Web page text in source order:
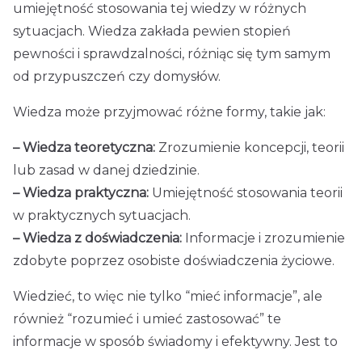
umiejętność stosowania tej wiedzy w różnych
sytuacjach. Wiedza zakłada pewien stopień
pewności i sprawdzalności, różniąc się tym samym
od przypuszczeń czy domysłów.
Wiedza może przyjmować różne formy, takie jak:
– Wiedza teoretyczna: Zrozumienie koncepcji, teorii
lub zasad w danej dziedzinie.
– Wiedza praktyczna: Umiejętność stosowania teorii
w praktycznych sytuacjach.
– Wiedza z doświadczenia: Informacje i zrozumienie
zdobyte poprzez osobiste doświadczenia życiowe.
Wiedzieć, to więc nie tylko “mieć informacje”, ale
również “rozumieć i umieć zastosować” te
informacje w sposób świadomy i efektywny. Jest to